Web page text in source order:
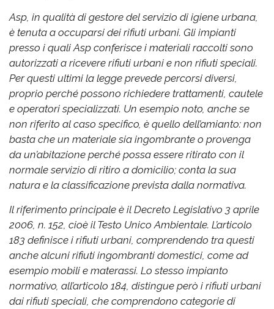
Asp, in qualità di gestore del servizio di igiene urbana,
è tenuta a occuparsi dei rifiuti urbani. Gli impianti
presso i quali Asp conferisce i materiali raccolti sono
autorizzati a ricevere rifiuti urbani e non rifiuti speciali.
Per questi ultimi la legge prevede percorsi diversi,
proprio perché possono richiedere trattamenti, cautele
e operatori specializzati. Un esempio noto, anche se
non riferito al caso specifico, è quello dell’amianto: non
basta che un materiale sia ingombrante o provenga
da un’abitazione perché possa essere ritirato con il
normale servizio di ritiro a domicilio; conta la sua
natura e la classificazione prevista dalla normativa.
Il riferimento principale è il Decreto Legislativo 3 aprile
2006, n. 152, cioè il Testo Unico Ambientale. L’articolo
183 definisce i rifiuti urbani, comprendendo tra questi
anche alcuni rifiuti ingombranti domestici, come ad
esempio mobili e materassi. Lo stesso impianto
normativo, all’articolo 184, distingue però i rifiuti urbani
dai rifiuti speciali, che comprendono categorie di